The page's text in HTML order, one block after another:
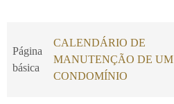
Página
básica
CALENDÁRIO DE
MANUTENÇÃO DE UM
CONDOMÍNIO